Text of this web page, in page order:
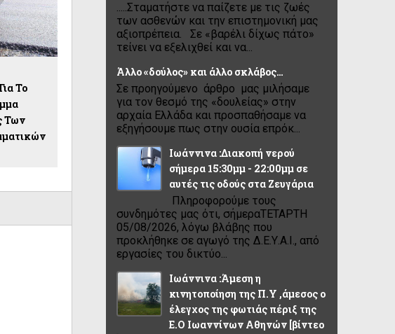
Το
Των
.....Σταματήστε να παίζετε με τις ζωές
των ασθενών και την επιστημονική μας
αξιοπρέπεια. Σε «βαρέλι δίχως πάτο»
τείνει να εξελιχθεί και να...
Άλλο «δούλος» και άλλο σκλάβος…
Σε προηγούμενο άρθρο μας μιλήσαμε
για τον θεσμό της «δουλείας» στην
αρχαία Ελλάδα και προσπαθήσαμε να
εξηγήσουμε πως στην ουσία επρόκ...
Ιωάννινα :Διακοπή νερού
σήμερα 15:30μμ - 22:00μμ σε
αυτές τις οδούς στα Ζευγάρια
Πληροφορούμε τους
συνδημότες μας ότι, σήμεραΤΕΤΑΡΤΗ
05/08/2026, λόγω βλάβης που
προκλήθηκε σε αγωγό της Δ.Ε.Υ.Α.Ι., από
εργασίες του δικτύο...
Ιωάννινα :Άμεση η
κινητοποίηση της Π.Υ ,άμεσος ο
έλεγχος της φωτιάς πέριξ της
Ε.Ο Ιωαννίνων Αθηνών [βίντεο